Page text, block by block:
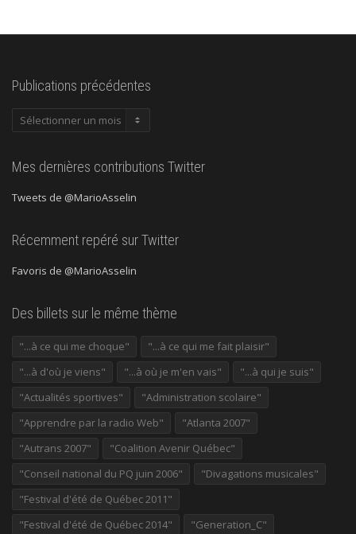
Publications précédentes
Publications
Mes dernières contributions Twitter
Tweets de @MarioAsselin
Récemment repéré sur Twitter
Favoris de @MarioAsselin
Des billets sur le même thème
"...à ce qui me choque"
"...à ce qui me fait plaisir"
"...à d'où je viens"
"...à où je m'en vais"
"...à qui je suis"
"Actualités sportives"
"Administration scolaire"
"Apprendre par la radio Web"
"Atlanta 2007"
"Autrans 2007"
"Coalition Avenir Québec"
"Conseil national du PQ juin 2006"
"Divagations musicales"
"Festival d'été de Québec 2011"
"Festival d'été de Québec 2014"
"Generation_C"